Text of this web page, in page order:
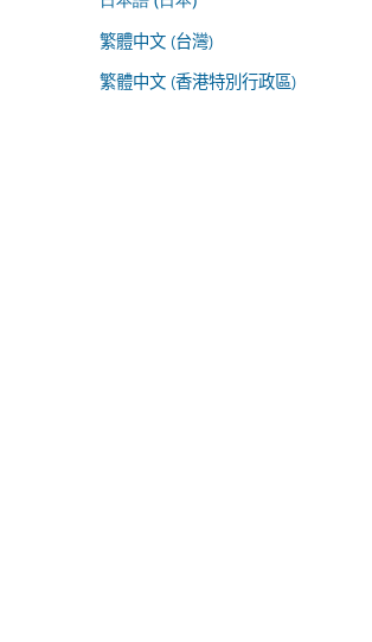
繁體中文 (台灣)
繁體中文 (香港特別行政區)